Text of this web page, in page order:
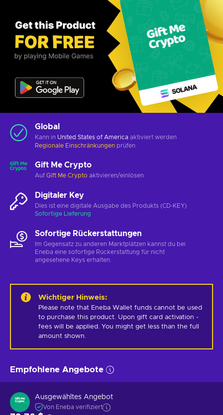
Global
Kann in United States of America aktiviert werden
Regionale Einschränkungen prüfen
Gift Me Crypto
Auf Gift Me Crypto aktivieren/einlösen
Digitaler Key
Dies ist eine digitale Ausgabe des Produkts (CD-KEY)
Sofortige Lieferung
Sofortige Rückerstattungen
Im Gegensatz zu anderen Marktplätzen kannst du bei
Eneba eine sofortige Rückerstattung für nicht
angesehene Keys erhalten.
Wichtiger Hinweis:
Please note that Eneba Wallet funds cannot be used
to purchase this product. Upon gift card activation -
fees will be applied. You might get less than the full
amount shown.
Empfohlene Angebote
Ausgewähltes Angebot
Von Eneba verifiziert